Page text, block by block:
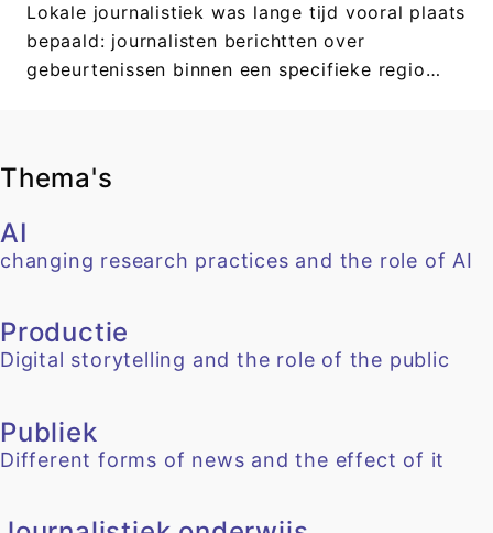
Lokale journalistiek was lange tijd vooral plaats
bepaald: journalisten berichtten over
gebeurtenissen binnen een specifieke regio…
Thema's
AI
changing research practices and the role of AI
Productie
Digital storytelling and the role of the public
Publiek
Different forms of news and the effect of it